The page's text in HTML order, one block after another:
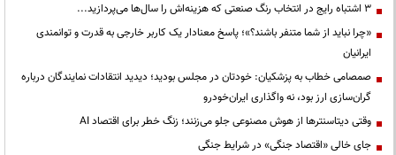
3 اشتباه رایج در انتخاب رنگ صنعتی که هزینه‌اش را سال‌ها می‌پردازید...
«چرا نباید از شما متنفر باشند؟»؛ پاسخ معنادار یک کاربر خارجی به قدرت و توانمندی
ایرانیان
صمصامی خطاب به پزشکیان: خودتان در مجلس بودید؛ دیدید انتقادات نمایندگان درباره
گران‌سازی ارز بود، نه واگذاری ایران‌خودرو
وقتی دیتاسنترها از هوش مصنوعی جلو می‌زنند؛ زنگ خطر برای اقتصاد AI
جای خالی «اقتصاد جنگی» در شرایط جنگی